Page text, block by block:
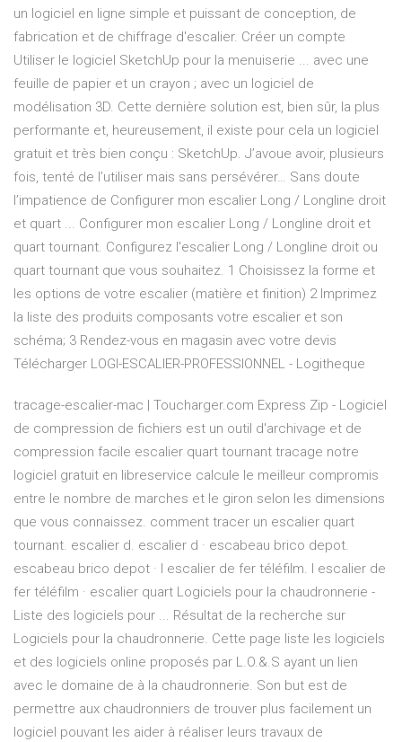
un logiciel en ligne simple et puissant de conception, de
fabrication et de chiffrage d'escalier. Créer un compte
Utiliser le logiciel SketchUp pour la menuiserie ... avec une
feuille de papier et un crayon ; avec un logiciel de
modélisation 3D. Cette dernière solution est, bien sûr, la plus
performante et, heureusement, il existe pour cela un logiciel
gratuit et très bien conçu : SketchUp. J’avoue avoir, plusieurs
fois, tenté de l’utiliser mais sans persévérer… Sans doute
l’impatience de Configurer mon escalier Long / Longline droit
et quart ... Configurer mon escalier Long / Longline droit et
quart tournant. Configurez l'escalier Long / Longline droit ou
quart tournant que vous souhaitez. 1 Choisissez la forme et
les options de votre escalier (matière et finition) 2 Imprimez
la liste des produits composants votre escalier et son
schéma; 3 Rendez-vous en magasin avec votre devis
Télécharger LOGI-ESCALIER-PROFESSIONNEL - Logitheque
tracage-escalier-mac | Toucharger.com Express Zip - Logiciel
de compression de fichiers est un outil d'archivage et de
compression facile escalier quart tournant tracage notre
logiciel gratuit en libreservice calcule le meilleur compromis
entre le nombre de marches et le giron selon les dimensions
que vous connaissez. comment tracer un escalier quart
tournant. escalier d. escalier d · escabeau brico depot.
escabeau brico depot · l escalier de fer téléfilm. l escalier de
fer téléfilm · escalier quart Logiciels pour la chaudronnerie -
Liste des logiciels pour ... Résultat de la recherche sur
Logiciels pour la chaudronnerie. Cette page liste les logiciels
et des logiciels online proposés par L.O.&.S ayant un lien
avec le domaine de à la chaudronnerie. Son but est de
permettre aux chaudronniers de trouver plus facilement un
logiciel pouvant les aider à réaliser leurs travaux de